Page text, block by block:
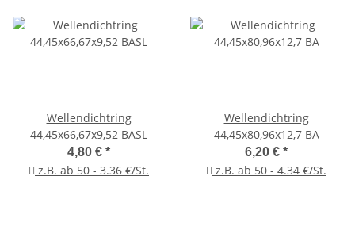
Wellendichtring
44,45x66,67x9,52 BASL
4,80 € *
z.B. ab 50 - 3.36 €/St.
Wellendichtring
44,45x80,96x12,7 BA
6,20 € *
z.B. ab 50 - 4.34 €/St.